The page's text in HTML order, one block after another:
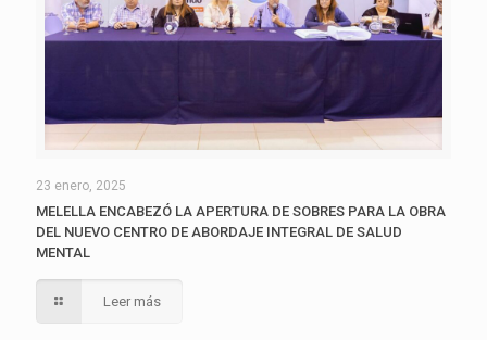
23 enero, 2025
MELELLA ENCABEZÓ LA APERTURA DE SOBRES PARA LA OBRA
DEL NUEVO CENTRO DE ABORDAJE INTEGRAL DE SALUD
MENTAL
Leer más